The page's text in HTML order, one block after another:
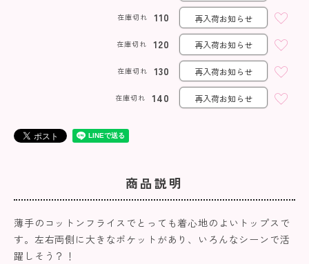
110
在庫切れ 再入荷お知らせ
120
在庫切れ 再入荷お知らせ
130
在庫切れ 再入荷お知らせ
140
在庫切れ 再入荷お知らせ
商品説明
薄手のコットンフライスでとっても着心地のよいトップスで
す。左右両側に大きなポケットがあり、いろんなシーンで活
躍しそう？！